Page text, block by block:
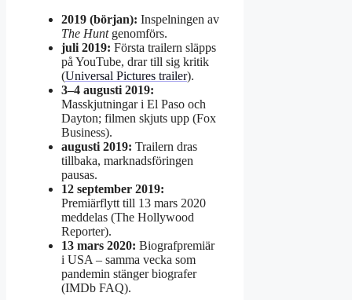
2019 (början): Inspelningen av
The Huntgenomförs.
juli 2019: Första trailern släpps
på YouTube, drar till sig kritik
(Universal Pictures trailer).
3–4 augusti 2019:
Masskjutningar i El Paso och
Dayton; filmen skjuts upp (Fox
Business).
augusti 2019: Trailern dras
tillbaka, marknadsföringen
pausas.
12 september 2019:
Premiärflytt till 13 mars 2020
meddelas (The Hollywood
Reporter).
13 mars 2020: Biografpremiär
i USA – samma vecka som
pandemin stänger biografer
(IMDb FAQ).